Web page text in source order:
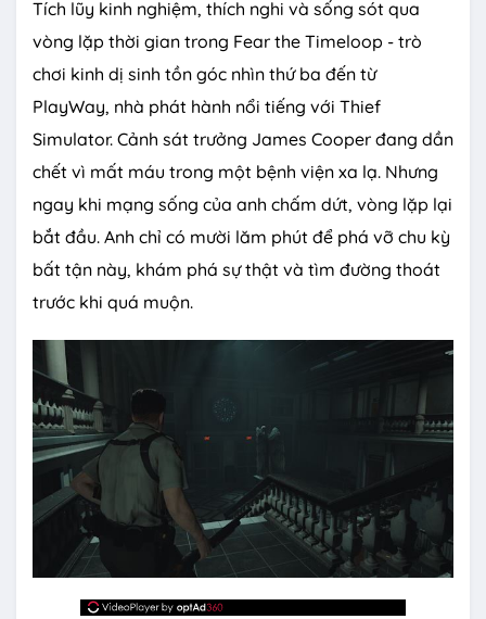
Tích lũy kinh nghiệm, thích nghi và sống sót qua
vòng lặp thời gian trong Fear the Timeloop - trò
chơi kinh dị sinh tồn góc nhìn thứ ba đến từ
PlayWay, nhà phát hành nổi tiếng với Thief
Simulator. Cảnh sát trưởng James Cooper đang dần
chết vì mất máu trong một bệnh viện xa lạ. Nhưng
ngay khi mạng sống của anh chấm dứt, vòng lặp lại
bắt đầu. Anh chỉ có mười lăm phút để phá vỡ chu kỳ
bất tận này, khám phá sự thật và tìm đường thoát
trước khi quá muộn.